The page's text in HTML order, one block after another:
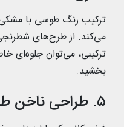
ترکیب رنگ طوسی با
می‌کند. از طرح‌های
ترکیبی، می‌توان جلوه‌ای
بخشید.
۵. طراحی ناخن طوسی با فرنچ مدرن